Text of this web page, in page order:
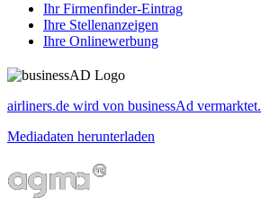
Ihr Firmenfinder-Eintrag
Ihre Stellenanzeigen
Ihre Onlinewerbung
airliners.de wird von businessAd vermarktet.
Mediadaten herunterladen